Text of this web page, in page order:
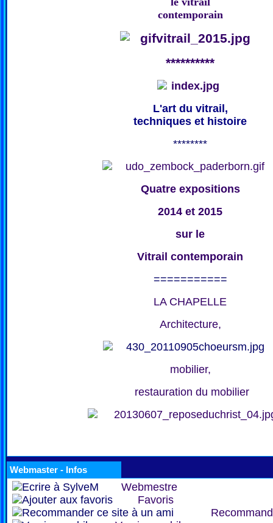
contemporain
**********
L'art du vitrail,
techniques et histoire
********
Quatre expositions
2014 et 2015
sur le
Vitrail contemporain
===========
LA CHAPELLE
Architecture,
mobilier,
restauration du mobilier
Webmaster - Infos
Webmestre
Favoris